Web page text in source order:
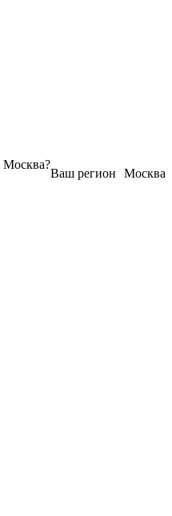
Москва
Ваш регион
Москва?